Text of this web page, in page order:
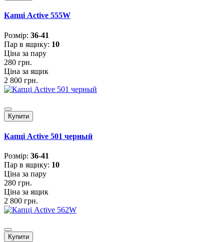
Капці Active 555W
Розмiр: 36-41
Пар в ящику: 10
Ціна за пару
280 грн.
Ціна за ящик
2 800 грн.
Купити
Капці Active 501 черный
Розмiр: 36-41
Пар в ящику: 10
Ціна за пару
280 грн.
Ціна за ящик
2 800 грн.
Купити